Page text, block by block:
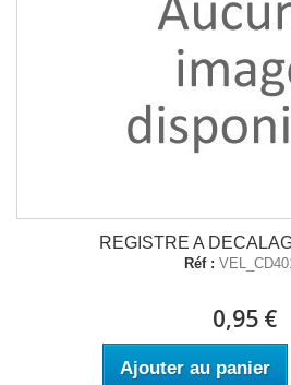
REGISTRE A
Réf :
0,95 €
Ajouter au panier